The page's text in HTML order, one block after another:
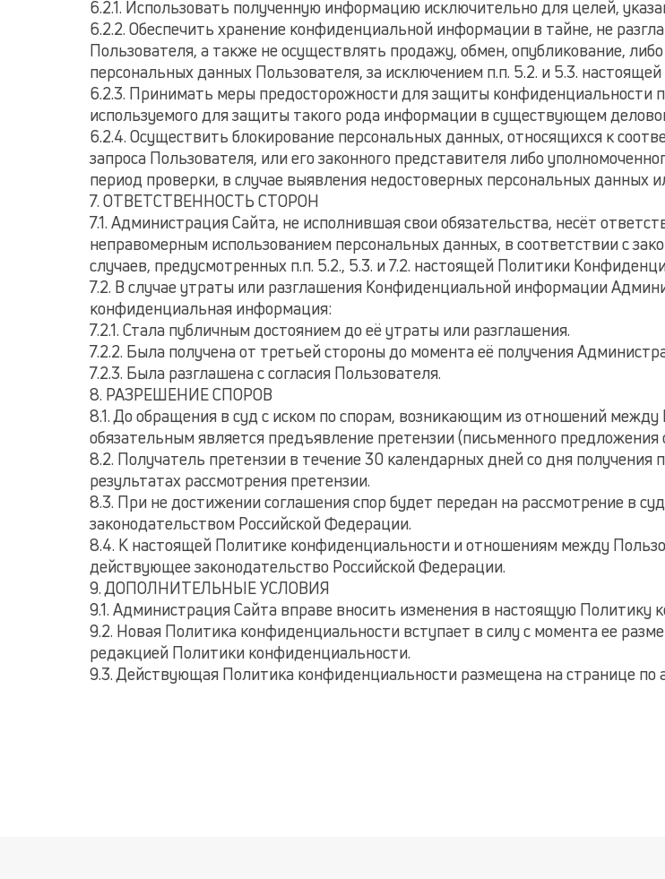
6.2.1. Использовать полученную информацию исключительно для целей,
6.2.2. Обеспечить хранение конфиденциальной информации в тайне, не
Пользователя, а также не осуществлять продажу, обмен, опубликование,
персональных данных Пользователя, за исключением п.п. 5.2. и 5.3.
6.2.3. Принимать меры предосторожности для защиты конфиденциальности
используемого для защиты такого рода информации в существующем
6.2.4. Осуществить блокирование персональных данных, относящихся к
запроса Пользователя, или его законного представителя либо
период проверки, в случае выявления недостоверных персональных данных
7. ОТВЕТСТВЕННОСТЬ СТОРОН
7.1. Администрация Сайта, не исполнившая свои обязательства, несёт
неправомерным использованием персональных данных, в соответствии с
случаев, предусмотренных п.п. 5.2., 5.3. и 7.2. настоящей Политики
7.2. В случае утраты или разглашения Конфиденциальной информации
конфиденциальная информация:
7.2.1. Стала публичным достоянием до её утраты или разглашения.
7.2.2. Была получена от третьей стороны до момента её получения
7.2.3. Была разглашена с согласия Пользователя.
8. РАЗРЕШЕНИЕ СПОРОВ
8.1. До обращения в суд с иском по спорам, возникающим из отношений
обязательным является предъявление претензии (письменного предложения
8.2. Получатель претензии в течение 30 календарных дней со дня
результатах рассмотрения претензии.
8.3. При не достижении соглашения спор будет передан на рассмотрение в
законодательством Российской Федерации.
8.4. К настоящей Политике конфиденциальности и отношениям между
действующее законодательство Российской Федерации.
9. ДОПОЛНИТЕЛЬНЫЕ УСЛОВИЯ
9.1. Администрация Сайта вправе вносить изменения в настоящую Политику
9.2. Новая Политика конфиденциальности вступает в силу с момента ее
редакцией Политики конфиденциальности.
9.3. Действующая Политика конфиденциальности размещена на странице по